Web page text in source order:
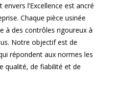
envers l’Excellence est ancré
Chaque pièce usinée
à des contrôles rigoureux à
Notre objectif est de
répondent aux normes les
qualité, de fiabilité et de